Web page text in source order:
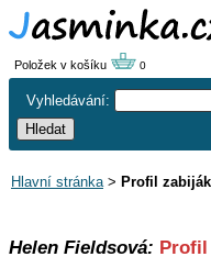
Položek v košíku 0
Vyhledávání:
Hlavní stránka> Profil
Helen Fieldsová: Profil